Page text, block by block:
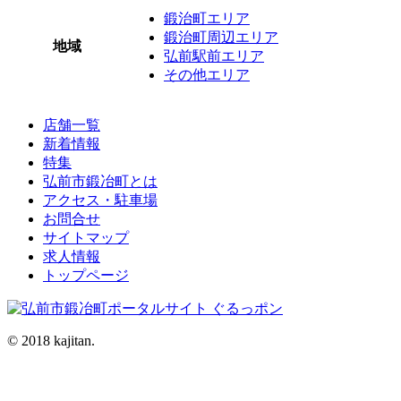
地域
鍛治町エリア
鍛治町周辺エリア
弘前駅前エリア
その他エリア
店舗一覧
新着情報
特集
弘前市鍛冶町とは
アクセス・駐車場
お問合せ
サイトマップ
求人情報
トップページ
© 2018 kajitan.